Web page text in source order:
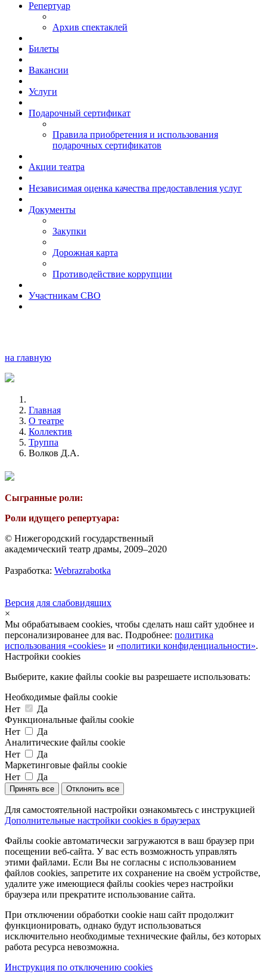
Репертуар
Архив спектаклей
Билеты
Вакансии
Услуги
Подарочный сертификат
Правила приобретения и использования
подарочных сертификатов
Акции театра
Независимая оценка качества предоставления услуг
Документы
Закупки
Дорожная карта
Противодействие коррупции
Участникам СВО
на главную
Главная
О театре
Коллектив
Труппа
Волков Д.А.
Сыгранные роли:
Роли идущего репертуара:
© Нижегородский государственный
академический театр драмы, 2009–2020
Разработка: Webrazrabotka
Версия для слабовидящих
×
Мы обрабатываем cookies, чтобы сделать наш сайт удобнее и
персонализированее для вас. Подробнее: политика
использования «cookies» и «политики конфиденциальности».
Настройки cookies
Выберите, какие файлы cookie вы разрешаете использовать:
Необходимые файлы cookie
Нет
Да
Функциональные файлы cookie
Нет
Да
Аналитические файлы cookie
Нет
Да
Маркетинговые файлы cookie
Нет
Да
Принять все Отклонить все
Для самостоятельной настройки ознакомьтесь с инструкцией
Дополнительные настройки cookies в браузерах
Файлы cookie автоматически загружаются в ваш браузер при
посещении веб-сайта. У вас есть возможность управлять
этими файлами. Если Вы не согласны с использованием
файлов cookies, запретите их сохранение на своём устройстве,
удалите уже имеющиеся файлы cookies через настройки
браузера или прекратите использование сайта.
При отключении обработки cookie наш сайт продолжит
функционировать, однако будут использоваться
исключительно необходимые технические файлы, без которых
работа ресурса невозможна.
Инструкция по отключению cookies